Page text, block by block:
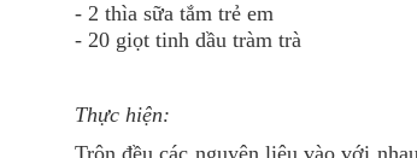
- 2 thìa sữa tắm trẻ em
- 20 giọt tinh dầu tràm trà
Thực hiện:
Trộn đều các nguyên liệu vào với